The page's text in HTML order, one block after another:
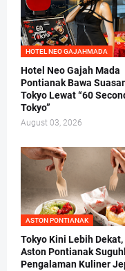
HOTEL NEO GAJAHMADA
Hotel Neo Gajah Mada
Pontianak Bawa
Tokyo Lewat “60
Tokyo”
August 03, 2026
ASTON PONTIANAK
Tokyo Kini Lebih Dekat,
Aston Pontianak
Pengalaman Kuliner